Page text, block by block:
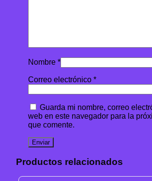
Nombre *
Correo electrónico *
Guarda mi nombre, correo
web en este navegador para la
que comente.
Productos relacionados